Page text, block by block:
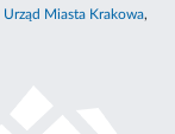
Urząd Miasta Krakowa,